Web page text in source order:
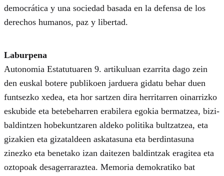
democrática y una sociedad basada en la defensa de los
derechos humanos, paz y libertad.
Laburpena
Autonomia Estatutuaren 9. artikuluan ezarrita dago zein
den euskal botere publikoen jarduera gidatu behar duen
funtsezko xedea, eta hor sartzen dira herritarren oinarrizko
eskubide eta betebeharren erabilera egokia bermatzea, bizi-
baldintzen hobekuntzaren aldeko politika bultzatzea, eta
gizakien eta gizataldeen askatasuna eta berdintasuna
zinezko eta benetako izan daitezen baldintzak eragitea eta
oztopoak desagerraraztea. Memoria demokratiko bat